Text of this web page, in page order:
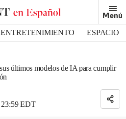
Menú
ENTRETENIMIENTO
ESPACIO
últimos modelos de IA para cumplir
23:59 EDT